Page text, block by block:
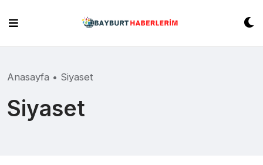
content
Anasayfa • Siyaset
Siyaset